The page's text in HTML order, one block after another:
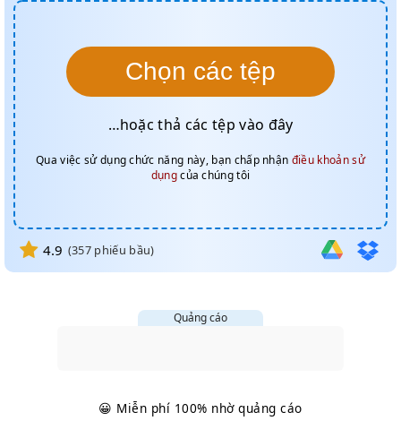
Chọn các tệp
…hoặc thả các tệp vào đây
Qua việc sử dụng chức năng này, bạn chấp nhận điều khoản sử
dụngcủa chúng tôi
4.9 (357 phiếu bầu)
Quảng cáo
😀 Miễn phí 100% nhờ quảng cáo